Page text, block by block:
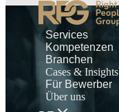
Services
Kompetenzen
Branchen
Cases & Insights
Für Bewerber
Über uns